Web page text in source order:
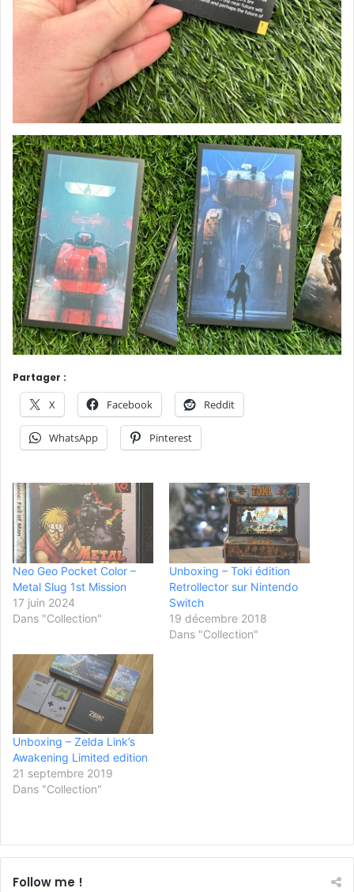
Partager :
X Facebook Reddit
WhatsApp Pinterest
Neo Geo Pocket Color –
Metal Slug 1st Mission
17 juin 2024
Dans "Collection"
Unboxing – Toki édition
Retrollector sur Nintendo
Switch
19 décembre 2018
Dans "Collection"
Unboxing – Zelda Link’s
Awakening Limited edition
21 septembre 2019
Dans "Collection"
Follow me !